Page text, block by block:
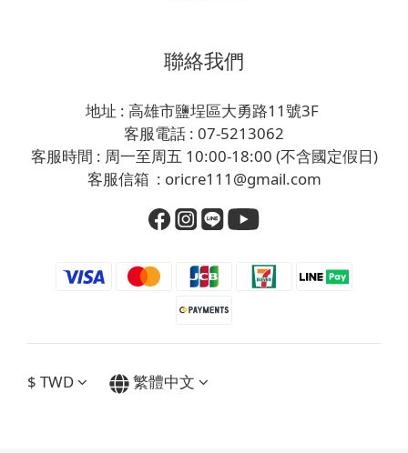
聯絡我們
地址 : 高雄市鹽埕區大勇路11號3F
客服電話 : 07-5213062
客服時間 : 周一至周五 10:00-18:00 (不含國定假日)
客服信箱 : oricre111@gmail.com
$ TWD 繁體中文